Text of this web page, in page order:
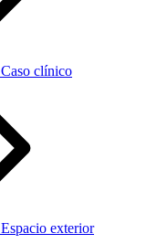
Caso clínico
Espacio exterior